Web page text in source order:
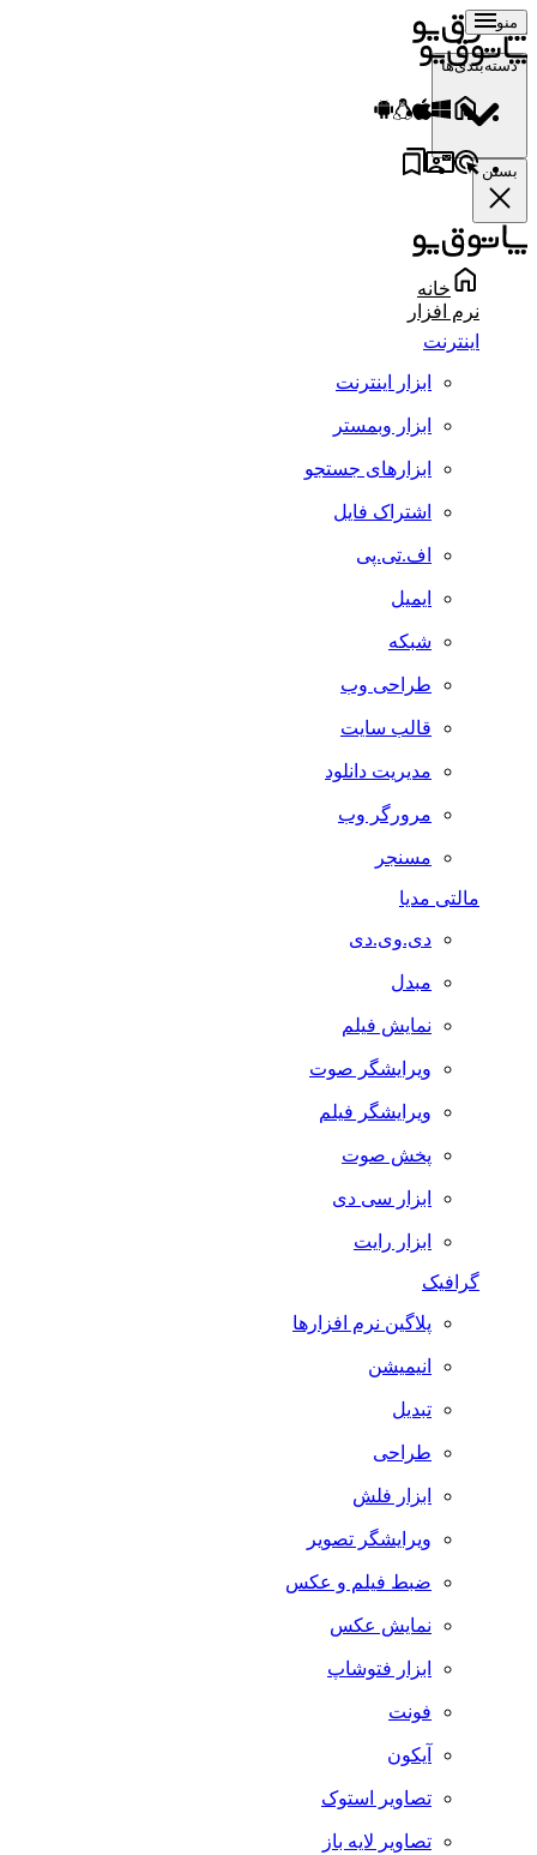
منو
دسته‌بندی‌ها
بستن
خانه
نرم افزار
اینترنت
ابزار اینترنت
ابزار وبمستر
ابزارهای جستجو
اشتراک فایل
اف.تی.پی
ایمیل
شبکه
طراحی وب
قالب سایت
مدیریت دانلود
مرورگر وب
مسنجر
مالتی مدیا
دی.وی.دی
مبدل
نمایش فیلم
ویرایشگر صوت
ویرایشگر فیلم
پخش صوت
ابزار سی دی
ابزار رایت
گرافیک
پلاگین نرم افزارها
انیمیشن
تبدیل
طراحی
ابزار فلش
ویرایشگر تصویر
ضبط فيلم و عكس
نمایش عکس
ابزار فتوشاپ
فونت
آیکون
تصاویر استوک
تصاویر لایه باز